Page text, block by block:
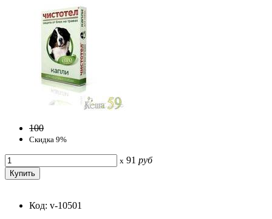
100
Скидка 9%
x 91 руб
Код: v-10501